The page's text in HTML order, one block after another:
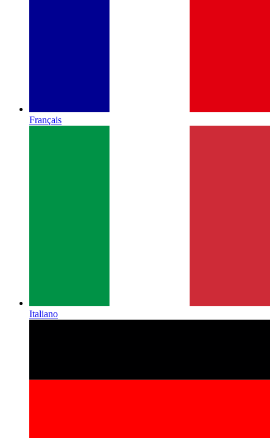
Français
Italiano